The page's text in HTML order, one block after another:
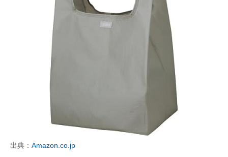
ビジネスと働き方のヒント
AI活用のいまが分かる
企業ITのトレンドを詳説
経営リーダーのコミュニティ
ITエンジニア向け専門サイト
出典： Amazon.co.jp